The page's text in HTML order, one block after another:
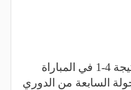
اكتسح الأهلي ضيفه الإنتاج الحربي بنتيجة 4-1 في المباراة
السابعة من الدوري